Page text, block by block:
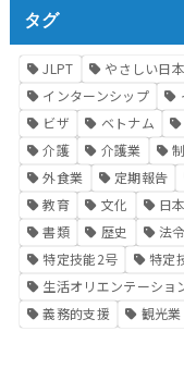
タグ
JLPT やさしい日
インターンシップ
ビザ
ベトナム
介護
介護業
外食業
定期報告
教育
文化 日
書類
歴史 法
特定技能2号
特定
生活オリエンテーショ
義務的支援
観光業